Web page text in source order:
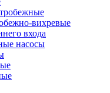
вихревые
входа
насосы